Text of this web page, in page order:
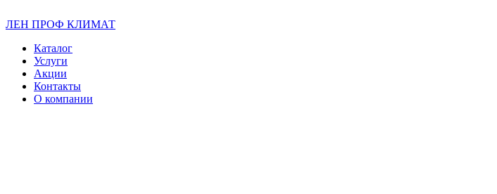
ЛЕН ПРОФ КЛИМАТ
Каталог
Услуги
Акции
Контакты
О компании